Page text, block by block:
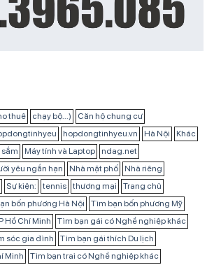
thuê chạy bộ...)
Căn hộ chung cư
hopdongtinhyeu.vn Hà Nội
Khác
sắm Máy tính và Laptop
ndag.net
yêu ngắn hạn Nhà mặt phố
Nhà riêng
Sự kiện: tennis thương mại
Trang chủ
bốn phương Hà Nội
Tìm bạn bốn phương Mỹ
Hồ Chí Minh
Tìm bạn gái có Nghề nghiệp khác
sóc gia đình
Tìm bạn gái thích Du lịch
Minh
Tìm bạn trai có Nghề nghiệp khác